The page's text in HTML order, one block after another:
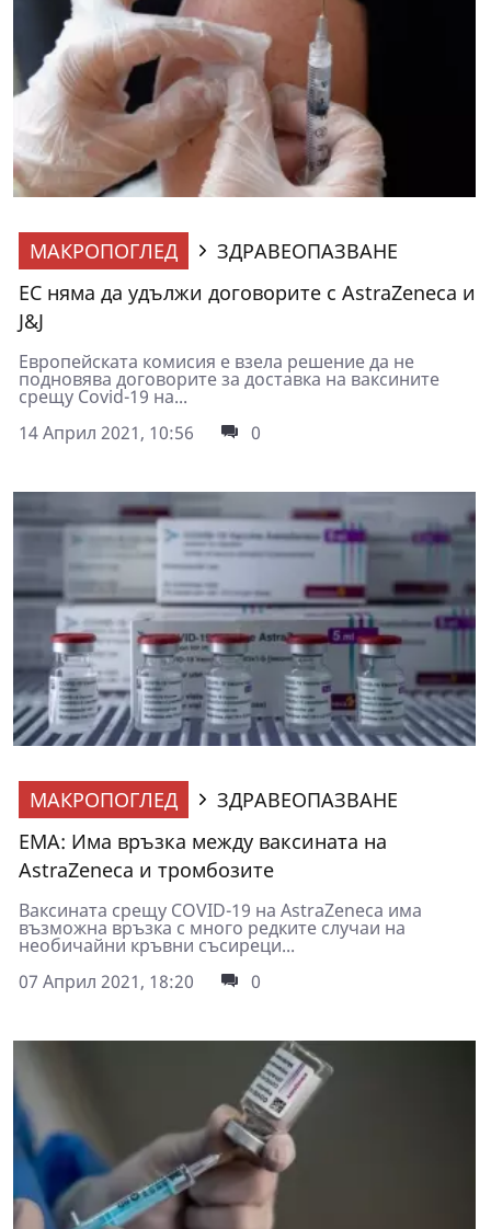
МАКРОПОГЛЕД
ЗДРАВЕОПАЗВАНЕ
ЕС няма да удължи договорите с AstraZeneca и
J&J
Европейската комисия е взела решение да не
подновява договорите за доставка на ваксините
срещу Covid-19 на...
14 Април 2021, 10:56
0
МАКРОПОГЛЕД
ЗДРАВЕОПАЗВАНЕ
ЕМА: Има връзка между ваксината на
AstraZeneca и тромбозите
Ваксината срещу COVID-19 на AstraZeneca има
възможна връзка с много редките случаи на
необичайни кръвни съсиреци...
07 Април 2021, 18:20
0